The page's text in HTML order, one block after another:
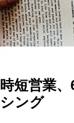
時短営業
シング